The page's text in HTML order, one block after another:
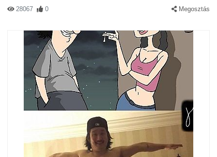
28067 0 Megosztás